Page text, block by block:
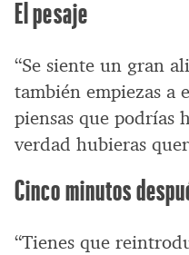
El pesaje
“Se siente un gran
también empiezas a
piensas que podrías
verdad hubieras
Cinco minutos
“Tienes que